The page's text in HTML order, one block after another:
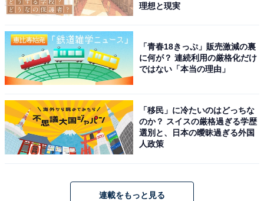
2. 清潔感のあるフェミニンカジュアルに最適なス
カート
理想と現実
「青春18きっぷ」販売激減の裏
に何が？ 連続利用の厳格化だけ
ではない「本当の理由」
「移民」に冷たいのはどっちな
のか？ スイスの厳格過ぎる学歴
選別と、日本の曖昧過ぎる外国
人政策
連載をもっと見る